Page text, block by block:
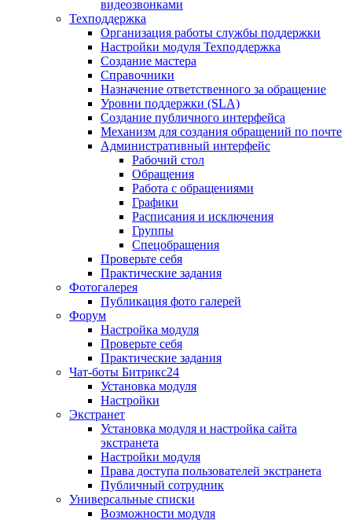
видеозвонками
Техподдержка
Организация работы службы поддержки
Настройки модуля Техподдержка
Создание мастера
Справочники
Назначение ответственного за обращение
Уровни поддержки (SLA)
Создание публичного интерфейса
Механизм для создания обращений по почте
Административный интерфейс
Рабочий стол
Обращения
Работа с обращениями
Графики
Расписания и исключения
Группы
Спецобращения
Проверьте себя
Практические задания
Фотогалерея
Публикация фото галерей
Форум
Настройка модуля
Проверьте себя
Практические задания
Чат-боты Битрикс24
Установка модуля
Настройки
Экстранет
Установка модуля и настройка сайта
экстранета
Настройки модуля
Права доступа пользователей экстранета
Публичный сотрудник
Универсальные списки
Возможности модуля